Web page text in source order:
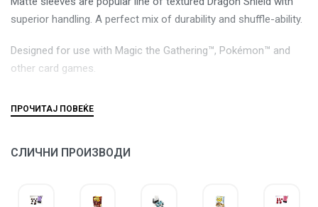
superior handling. A perfect mix of durability and shuffle-ability.
Designed for use with Magic the Gathering™, Pokémon™ and
other card games.
СЛИЧНИ ПРОИЗВОДИ